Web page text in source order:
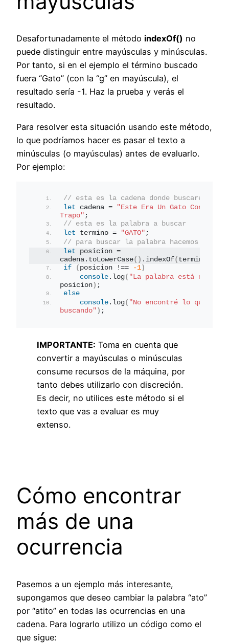
Desafortunadamente el método indexOf() no
puede distinguir entre mayúsculas y minúsculas.
Por tanto, si en el ejemplo el término buscado
fuera “Gato” (con la “g” en mayúscula), el
resultado sería -1. Haz la prueba y verás el
resultado.
Para resolver esta situación usando este método,
lo que podríamos hacer es pasar el texto a
minúsculas (o mayúsculas) antes de evaluarlo.
Por ejemplo:
// esta es la cadena donde buscaremos
let cadena =
"Este Era Un Gato Con Los
Trapo" ;
// esta es la palabra a buscar
let termino = "GATO" ;
// para buscar la palabra hacemos
let posicion =
cadena. toLowerCase( ) . indexOf( termino.
if
( posicion !== -1 )
console . log( "La palabra está en la
posicion ) ;
else
console . log( "No encontré lo que esás
buscando" ) ;
IMPORTANTE: Toma en cuenta que
convertir a mayúsculas o minúsculas
consume recursos de la máquina, por
tanto debes utilizarlo con discreción.
Es decir, no utilices este método si el
texto que vas a evaluar es muy
extenso.
Cómo encontrar
más de una
ocurrencia
Pasemos a un ejemplo más interesante,
supongamos que deseo cambiar la palabra “ato”
por “atito” en todas las ocurrencias en una
cadena. Para lograrlo utilizo un código como el
que sigue: